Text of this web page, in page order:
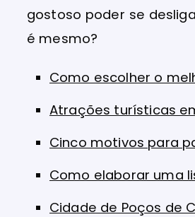
gostoso poder se
é mesmo?
Como escolher o
Atrações turísticas
Cinco motivos para
Como elaborar uma
Cidade de Poços de